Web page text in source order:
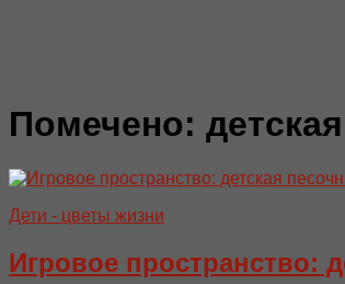
Помечено:
Дети - цветы жизни
Игровое пространство: